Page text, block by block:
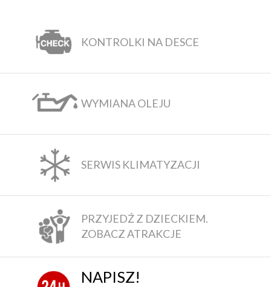
KONTROLKI NA DESCE
WYMIANA OLEJU
SERWIS KLIMATYZACJI
PRZYJEDŹ Z DZIECKIEM.
ZOBACZ ATRAKCJE
NAPISZ!